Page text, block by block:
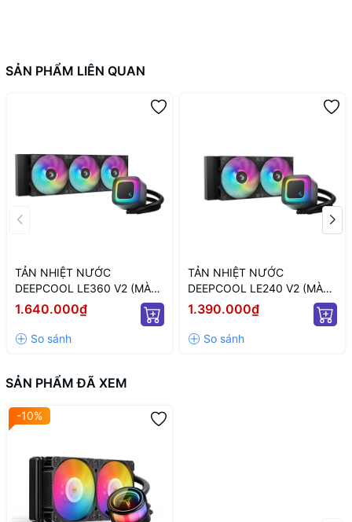
SẢN PHẨM LIÊN QUAN
TẢN NHIỆT NƯỚC
DEEPCOOL LE360 V2 (MÀU
ĐEN/ QUẠT 120MM LED
1.640.000₫
TẢN NHIỆT NƯỚC
DEEPCOOL LE240 V2 (MÀU
ĐEN/ QUẠT 120MM LED
1.390.000₫
SẢN PHẨM ĐÃ XEM
-10%